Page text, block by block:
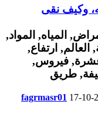
وكيف نقى
fagrmasr01 17-10-